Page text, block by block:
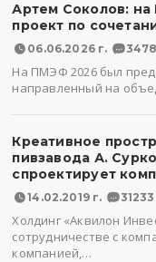
Артем Соколов:
проект по
06.06.2026 г.
На ПМЭФ 2026 был
направленный на
Креативное
пивзавода А.
спроектирует
14.02.2019 г. 31233
Холдинг «Аквилон
сотрудничестве с
компанией,…